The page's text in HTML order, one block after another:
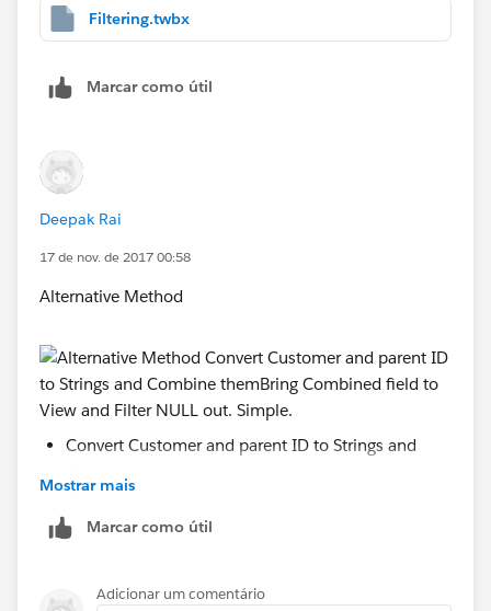
Filtering.twbx
Marcar como útil
Deepak Rai
17 de nov. de 2017 00:58
Alternative Method
Convert Customer and parent ID to Strings and
Bring Combined field to View and Filter NULL out.
Thanks
Mostrar mais
Marcar como útil
Adicionar um comentário